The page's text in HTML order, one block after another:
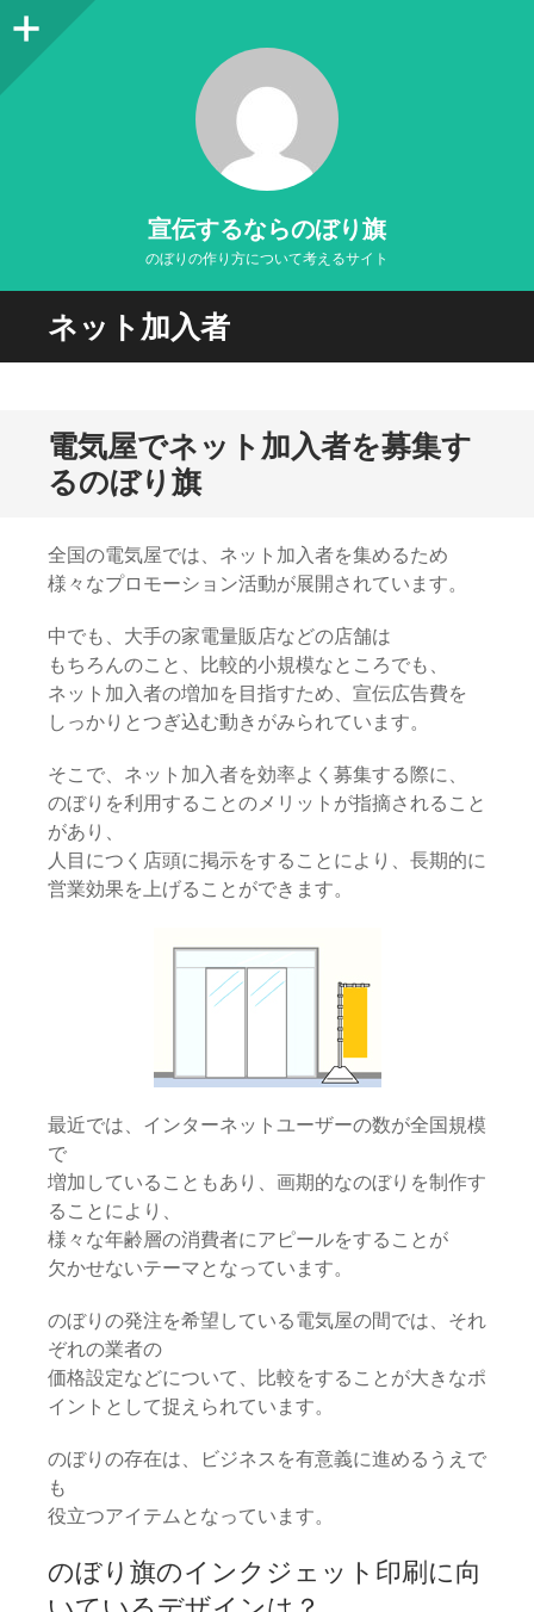
宣伝するならのぼり旗
のぼりの作り方について考えるサイト
ネット加入者
電気屋でネット加入者を募集す
るのぼり旗
全国の電気屋では、ネット加入者を集めるため
様々なプロモーション活動が展開されています。
中でも、大手の家電量販店などの店舗は
もちろんのこと、比較的小規模なところでも、
ネット加入者の増加を目指すため、宣伝広告費を
しっかりとつぎ込む動きがみられています。
そこで、ネット加入者を効率よく募集する際に、
のぼりを利用することのメリットが指摘されること
があり、
人目につく店頭に掲示をすることにより、長期的に
営業効果を上げることができます。
最近では、インターネットユーザーの数が全国規模
で
増加していることもあり、画期的なのぼりを制作す
ることにより、
様々な年齢層の消費者にアピールをすることが
欠かせないテーマとなっています。
のぼりの発注を希望している電気屋の間では、それ
ぞれの業者の
価格設定などについて、比較をすることが大きなポ
イントとして捉えられています。
のぼりの存在は、ビジネスを有意義に進めるうえで
も
役立つアイテムとなっています。
のぼり旗のインクジェット印刷に向